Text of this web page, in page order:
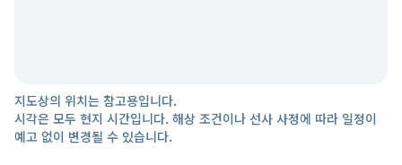
지도상의 위치는 참고용입니다.
시각은 모두 현지 시간입니다. 해상 조건이나 선사 사정에 따라 일정이
예고 없이 변경될 수 있습니다.